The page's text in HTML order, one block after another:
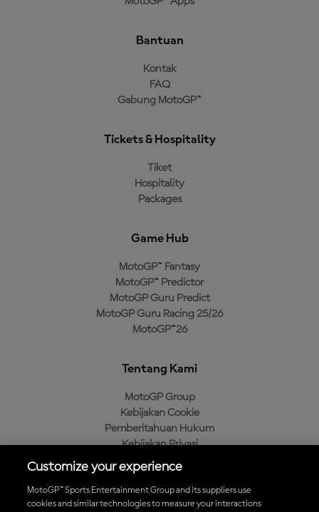
Bantuan
Kontak
FAQ
Gabung MotoGP™
Tickets & Hospitality
Tiket
Hospitality
Packages
Game Hub
MotoGP™ Fantasy
MotoGP™ Predictor
MotoGP Guru Predict
MotoGP Guru Racing 25/26
MotoGP™26
Tentang Kami
MotoGP Group
Kebijakan Cookie
Pemberitahuan Hukum
Kebijakan Privasi
Kebijakan Pembelian
Customize your experience
MotoGP™ Sports Entertainment Group and its suppliers use
cookies and similar technologies to measure your interactions